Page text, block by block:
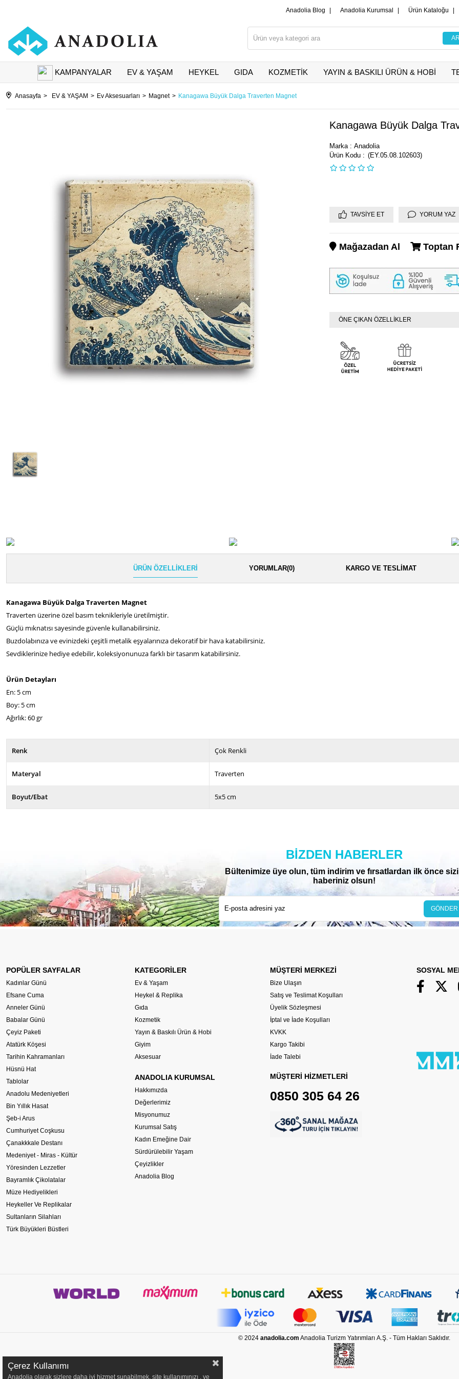
Anadolia Blog Anadolia Kurumsal Ürün Kataloğu
KAMPANYALAR EV & YAŞAM HEYKEL GIDA KOZMETİK YAYIN & BASKILI ÜRÜN & HOBİ
Anasayfa EV & YAŞAM Ev Aksesuarları Magnet Kanagawa Büyük Dalga Traverten Magnet
Kanagawa Büyük Dalga
Marka : Anadolia
(EY.05.08.102603)
TAVSIYE ET YORUM YAZ
Mağazadan Al Toptan
ÖNE ÇIKAN ÖZELLİKLER
ÜRÜN ÖZELLIKLERI YORUMLAR(0) KARGO VE TESLIMAT
Kanagawa Büyük Dalga Traverten Magnet
Traverten üzerine özel basım teknikleriyle üretilmiştir.
Güçlü mıknatısı sayesinde güvenle kullanabilirsiniz.
Buzdolabınıza ve evinizdeki çeşitli metalik eşyalarınıza dekoratif bir hava katabilirsiniz.
Sevdiklerinize hediye edebilir, koleksiyonunuza farklı bir tasarım katabilirsiniz.
Ürün Detayları
En: 5 cm
Boy: 5 cm
Ağırlık: 60 gr
Renk Çok Renkli
Materyal Traverten
Boyut/Ebat 5x5 cm
BIZDEN HABERLER
Bültenimize üye olun, tüm indirim ve fırsatlardan ilk önce
haberiniz olsun!
GÖNDER
POPÜLER SAYFALAR
Kadınlar Günü
Efsane Cuma
Anneler Günü
Babalar Günü
Çeyiz Paketi
Atatürk Köşesi
Tarihin Kahramanları
Hüsnü Hat
Tablolar
Anadolu Medeniyetleri
Bin Yıllık Hasat
Şeb-i Arus
Cumhuriyet Coşkusu
Çanakkkale Destanı
Medeniyet - Miras - Kültür
Yöresinden Lezzetler
Bayramlık Çikolatalar
Müze Hediyelikleri
Heykeller Ve Replikalar
Sultanların Silahları
Türk Büyükleri Büstleri
KATEGORİLER
Ev & Yaşam
Heykel & Replika
Gıda
Kozmetik
Yayın & Baskılı Ürün & Hobi
Giyim
Aksesuar
ANADOLIA KURUMSAL
Hakkımızda
Değerlerimiz
Misyonumuz
Kurumsal Satış
Kadın Emeğine Dair
Sürdürülebilir Yaşam
Çeyizlikler
Anadolia Blog
MÜŞTERİ MERKEZİ
Bize Ulaşın
Satış ve Teslimat Koşulları
Üyelik Sözleşmesi
İptal ve İade Koşulları
KVKK
Kargo Takibi
İade Talebi
MÜŞTERİ HİZMETLERİ
0850 305 64 26
SOSYAL
© 2024 anadolia.com Anadolia Turizm Yatırımları A.Ş. - Tüm Hakları Saklıdır.
Çerez Kullanımı
Anadolia olarak sizlere daha iyi hizmet sunabilmek, site kullanımınızı , ve